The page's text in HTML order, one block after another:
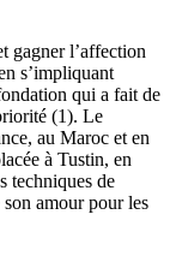
gagner l’affection
s’impliquant
qui a fait de
(1). Le
au Maroc et en
à Tustin, en
techniques de
amour pour les